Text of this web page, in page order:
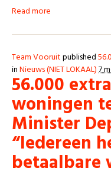
Read more
Team Vooruitpublished
inNieuws (NIET LOKAAL)7
56.000
woningen
Minister
“Iedereen
betaalbare